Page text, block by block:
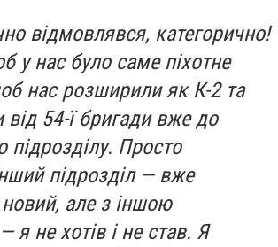
відмовлявся, категорично!
у нас було саме піхотне
нас розширили як К-2 та
54-ї бригади вже до
підрозділу. Просто
підрозділ — вже
але з іншою
я не хотів і не став. Я